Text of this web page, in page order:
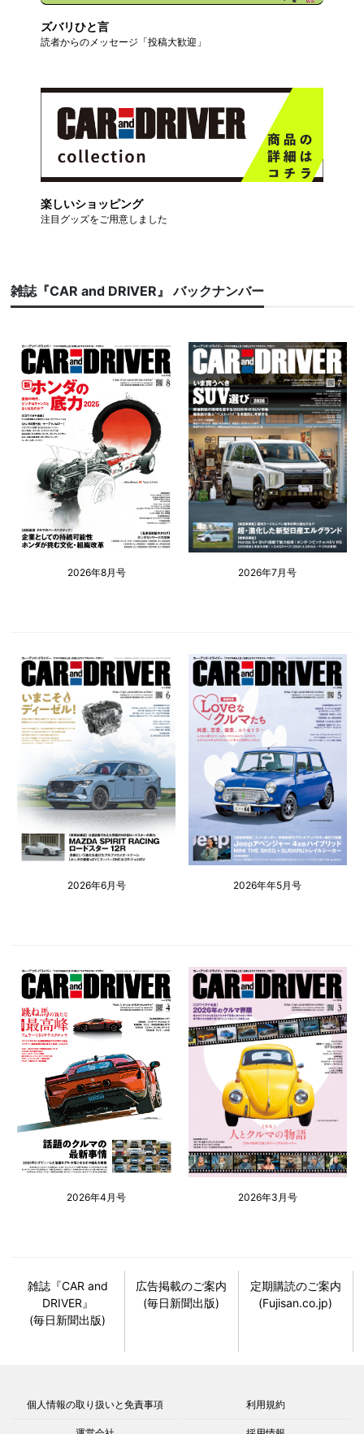
ズバリひと言
読者からのメッセージ「投稿大歓迎」
楽しいショッピング
注目グッズをご用意しました
雑誌『CAR and DRIVER』 バックナンバー
2026年8月号 2026年7月号
2026年6月号 2026年年5月号
2026年4月号 2026年3月号
雑誌『CAR and
DRIVER』
(毎日新聞出版)
広告掲載のご案内
(毎日新聞出版)
定期購読のご案内
(Fujisan.co.jp)
個人情報の取り扱いと免責事項 利用規約